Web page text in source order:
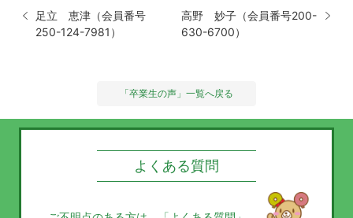
足立 恵津（会員番号
250-124-7981）
高野 妙子（会員番号200-
630-6700）
「卒業生の声」一覧へ戻る
よくある質問